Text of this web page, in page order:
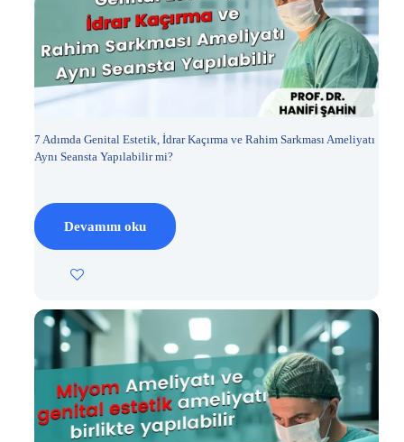
7 Adımda Genital Estetik, İdrar Kaçırma ve Rahim Sarkması Ameliyatı
Aynı Seansta Yapılabilir mi?
Devamını oku